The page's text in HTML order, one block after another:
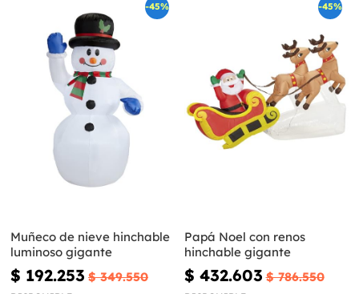
-45%
Muñeco de nieve hinchable
luminoso gigante
$ 192.253 $ 349.550
-45%
Papá Noel con renos
hinchable gigante
$ 432.603 $ 786.550